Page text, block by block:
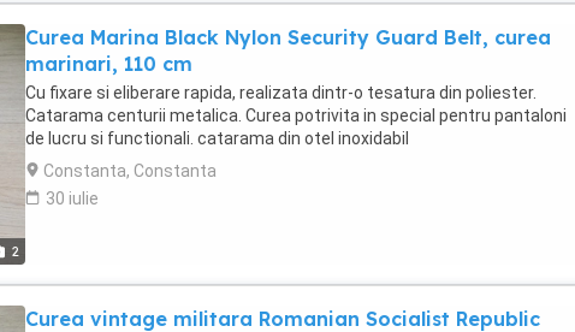
2
Curea Marina Black Nylon Security Guard Belt, curea
marinari, 110 cm
Cu fixare si eliberare rapida, realizata dintr-o tesatura din poliester.
Catarama centurii metalica. Curea potrivita in special pentru pantaloni
de lucru si functionali. catarama din otel inoxidabil
Constanta, Constanta
30 iulie
Curea vintage militara Romanian Socialist Republic